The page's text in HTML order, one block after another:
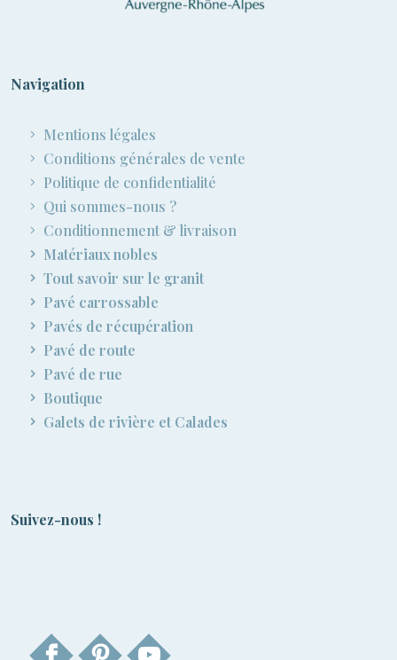
Navigation
Mentions légales
Conditions générales de vente
Politique de confidentialité
Qui sommes-nous ?
Conditionnement & livraison
Matériaux nobles
Tout savoir sur le granit
Pavé carrossable
Pavés de récupération
Pavé de route
Pavé de rue
Boutique
Galets de rivière et Calades
Suivez-nous !